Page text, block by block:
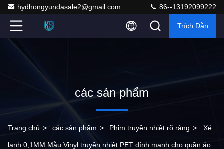
hydhongyundasale2@gmail.com 86--13192099222
Trích Dẫn
các sản phẩm
Trang chủ > các sản phẩm > Phim truyền nhiệt rõ ràng > Xé
lạnh 0,1MM Mẫu Vinyl truyền nhiệt PET dính mạnh cho quần áo